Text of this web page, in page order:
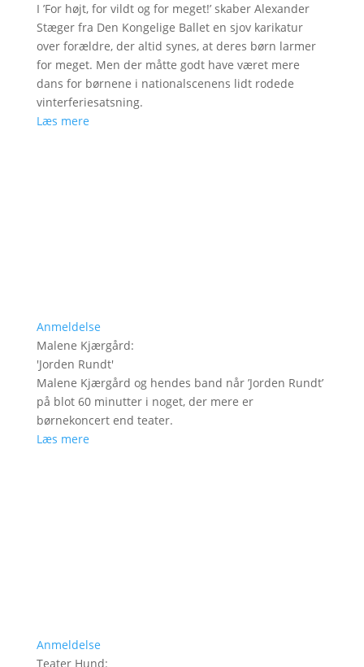
I ’For højt, for vildt og for meget!’ skaber Alexander
Stæger fra Den Kongelige Ballet en sjov karikatur
over forældre, der altid synes, at deres børn larmer
for meget. Men der måtte godt have været mere
dans for børnene i nationalscenens lidt rodede
vinterferiesatsning.
Læs mere
Anmeldelse
Malene Kjærgård:
'Jorden Rundt'
Malene Kjærgård og hendes band når ’Jorden Rundt’
på blot 60 minutter i noget, der mere er
børnekoncert end teater.
Læs mere
Anmeldelse
Teater Hund: